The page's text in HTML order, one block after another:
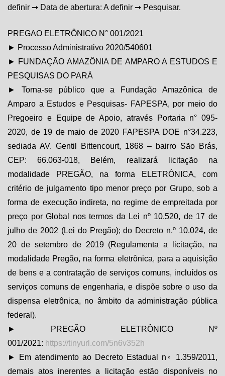
definir ➞ Data de abertura: A definir ➞ Pesquisar.
PREGAO ELETRÔNICO N° 001/2021
► Processo Administrativo 2020/540601
► FUNDAÇÃO AMAZÔNIA DE AMPARO A ESTUDOS E
PESQUISAS DO PARÁ
► Torna-se público que a Fundação Amazônica de
Amparo a Estudos e Pesquisas- FAPESPA, por meio do
Pregoeiro e Equipe de Apoio, através Portaria n° 095-
2020, de 19 de maio de 2020 FAPESPA DOE n°34.223,
sediada AV. Gentil Bittencourt, 1868 – bairro São Brás,
CEP: 66.063-018, Belém, realizará licitação na
modalidade PREGÃO, na forma ELETRÔNICA, com
critério de julgamento tipo menor preço por Grupo, sob a
forma de execução indireta, no regime de empreitada por
preço por Global nos termos da Lei nº 10.520, de 17 de
julho de 2002 (Lei do Pregão); do Decreto n.º 10.024, de
20 de setembro de 2019 (Regulamenta a licitação, na
modalidade Pregão, na forma eletrônica, para a aquisição
de bens e a contratação de serviços comuns, incluídos os
serviços comuns de engenharia, e dispõe sobre o uso da
dispensa eletrônica, no âmbito da administração pública
federal).
► PREGÃO ELETRÔNICO Nº
001/2021: https://tinyurl.com/5n6v352h
► Em atendimento ao Decreto Estadual n◦ 1.359/2011,
demais atos inerentes a licitação estão disponíveis no